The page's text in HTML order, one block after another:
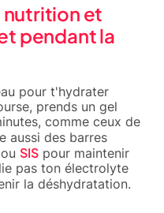
et
pendant la
pour t'hydrater
prends un gel
comme ceux de
aussi des barres
ou SIS pour maintenir
pas ton électrolyte
la déshydratation.